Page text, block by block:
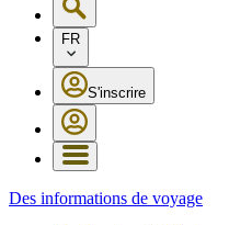
FR
S'inscrire
Des informations de voyage